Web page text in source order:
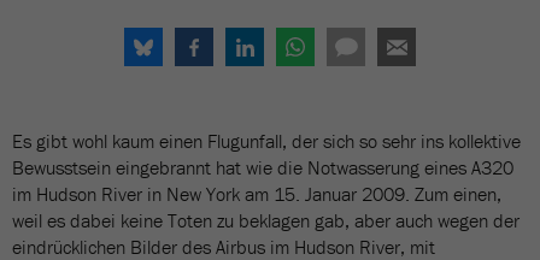
Es gibt wohl kaum einen Flugunfall, der sich so sehr ins kollektive
Bewusstsein eingebrannt hat wie die Notwasserung eines A320
im Hudson River in New York am 15. Januar 2009. Zum einen,
weil es dabei keine Toten zu beklagen gab, aber auch wegen der
eindrücklichen Bilder des Airbus im Hudson River, mit